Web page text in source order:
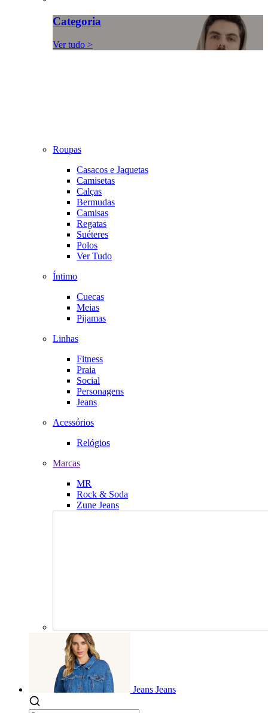
Categoria
Ver tudo >
Roupas
Casacos e Jaquetas
Camisetas
Calças
Bermudas
Camisas
Regatas
Suéteres
Polos
Ver Tudo
Íntimo
Cuecas
Meias
Pijamas
Linhas
Fitness
Praia
Social
Personagens
Jeans
Acessórios
Relógios
Marcas
MR
Rock & Soda
Zune Jeans
Jeans Jeans